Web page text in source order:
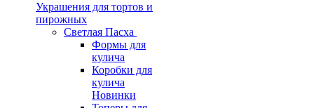
Украшения для тортов и
пирожных
Светлая Пасха
Формы для
кулича
Коробки для
кулича
Новинки